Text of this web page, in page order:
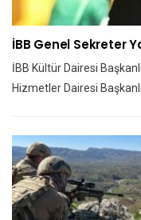
İBB Genel Sekreter
İBB Kültür Dairesi
Hizmetler Dairesi